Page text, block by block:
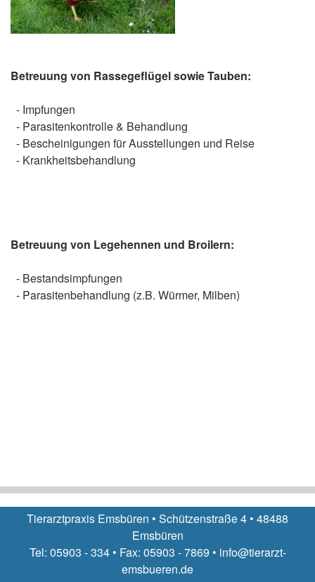
Betreuung von Rassegeflügel sowie Tauben:
- Impfungen
- Parasitenkontrolle & Behandlung
- Bescheinigungen für Ausstellungen und Reise
- Krankheitsbehandlung
Betreuung von Legehennen und Broilern:
- Bestandsimpfungen
- Parasitenbehandlung (z.B. Würmer, Milben)
Tierarztpraxis Emsbüren • Schützenstraße 4 • 48488
Emsbüren
Tel: 05903 - 334 • Fax: 05903 - 7869 • info@tierarzt-
emsbueren.de